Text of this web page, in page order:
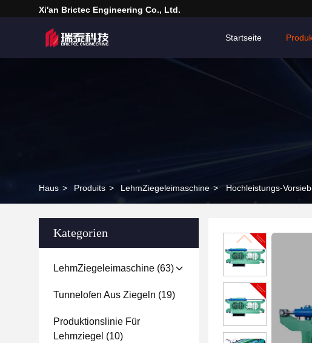
Xi'an Brictec Engineering Co., Ltd.
Startseite
Haus > Produits > LehmZiegeleimaschine > Hochleistungs-
Kategorien
LehmZiegeleimaschine (63)
Tunnelofen Aus Ziegeln (19)
Produktionslinie Für
Lehmziegel (10)